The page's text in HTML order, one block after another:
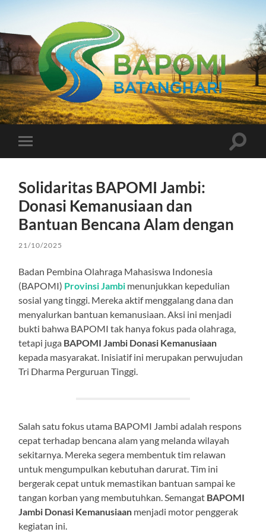
Bapomi
Batanghari
Toggle
mobile
Toggle
Solidaritas BAPOMI Jambi:
Donasi Kemanusiaan dan
Bantuan Bencana Alam dengan
21/10/2025
Badan Pembina Olahraga Mahasiswa Indonesia
(BAPOMI) Provinsi Jambi menunjukkan kepedulian
sosial yang tinggi. Mereka aktif menggalang dana dan
menyalurkan bantuan kemanusiaan. Aksi ini menjadi
bukti bahwa BAPOMI tak hanya fokus pada olahraga,
tetapi juga BAPOMI Jambi Donasi Kemanusiaan
kepada masyarakat. Inisiatif ini merupakan perwujudan
Tri Dharma Perguruan Tinggi.
Salah satu fokus utama BAPOMI Jambi adalah respons
cepat terhadap bencana alam yang melanda wilayah
sekitarnya. Mereka segera membentuk tim relawan
untuk mengumpulkan kebutuhan darurat. Tim ini
bergerak cepat untuk memastikan bantuan sampai ke
tangan korban yang membutuhkan. Semangat BAPOMI
Jambi Donasi Kemanusiaan menjadi motor penggerak
kegiatan ini.